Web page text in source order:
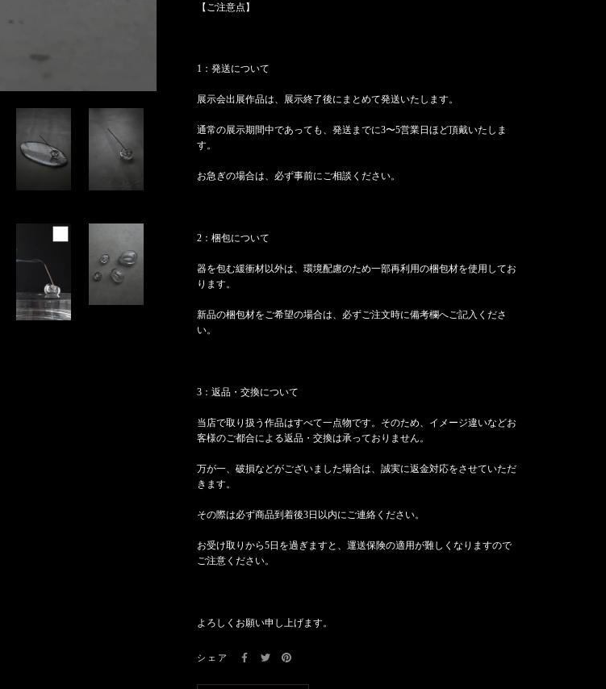
【ご注意点】
1：発送について
展示会出展作品は、展示終了後にまとめて発送いたします。
通常の展示期間中であっても、発送までに3〜5営業日ほど頂戴いたしま
す。
お急ぎの場合は、必ず事前にご相談ください。
2：梱包について
器を包む緩衝材以外は、環境配慮のため一部再利用の梱包材を使用してお
ります。
新品の梱包材をご希望の場合は、必ずご注文時に備考欄へご記入くださ
い。
3：返品・交換について
当店で取り扱う作品はすべて一点物です。そのため、イメージ違いなどお
客様のご都合による返品・交換は承っておりません。
万が一、破損などがございました場合は、誠実に返金対応をさせていただ
きます。
その際は必ず商品到着後3日以内にご連絡ください。
お受け取りから5日を過ぎますと、運送保険の適用が難しくなりますので
ご注意ください。
よろしくお願い申し上げます。
シェア